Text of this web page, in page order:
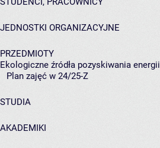
JEDNOSTKI ORGANIZACYJNE
PRZEDMIOTY
Ekologiczne źródła pozyskiwania energii
Plan zajęć w 24/25-Z
STUDIA
AKADEMIKI